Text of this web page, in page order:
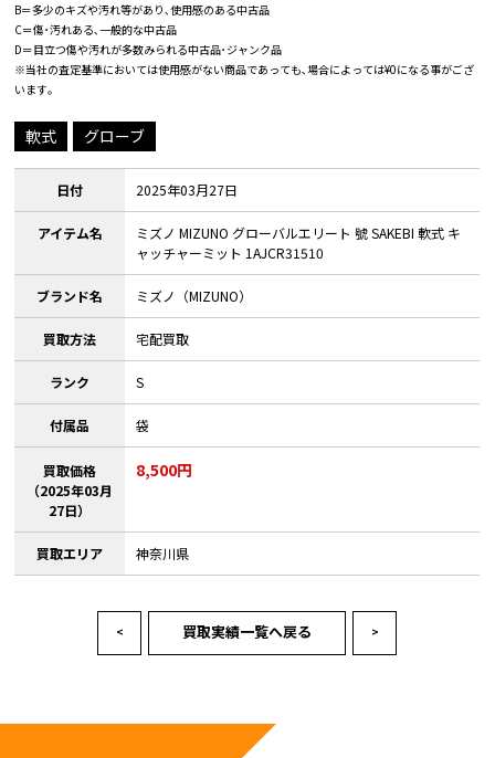
B＝多少のキズや汚れ等があり､使用感のある中古品
C＝傷･汚れある､一般的な中古品
D＝目立つ傷や汚れが多数みられる中古品･ジャンク品
※当社の査定基準においては使用感がない商品であっても､場合によっては¥0になる事がござ
います｡
軟式 グローブ
日付 2025年03月27日
アイテム名
ミズノ MIZUNO グローバルエリート 號 SAKEBI 軟式 キ
ャッチャーミット 1AJCR31510
ブランド名 ミズノ（MIZUNO）
買取方法 宅配買取
ランク S
付属品 袋
買取価格
（2025年03月
27日）
8,500円
買取エリア 神奈川県
< 買取実績一覧へ戻る >